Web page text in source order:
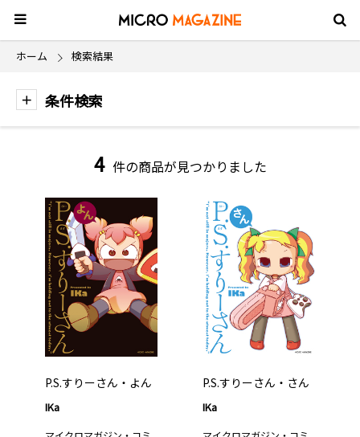
ホーム 検索結果
条件検索
4 件の商品が見つかりました
P.S.すりーさん・よん
IKa
P.S.すりーさん・さん
IKa